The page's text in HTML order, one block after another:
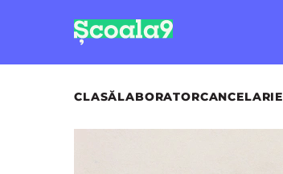
CLASĂLABORATORCANCELARIE